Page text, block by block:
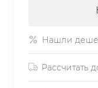
Нашли
Рассчитать